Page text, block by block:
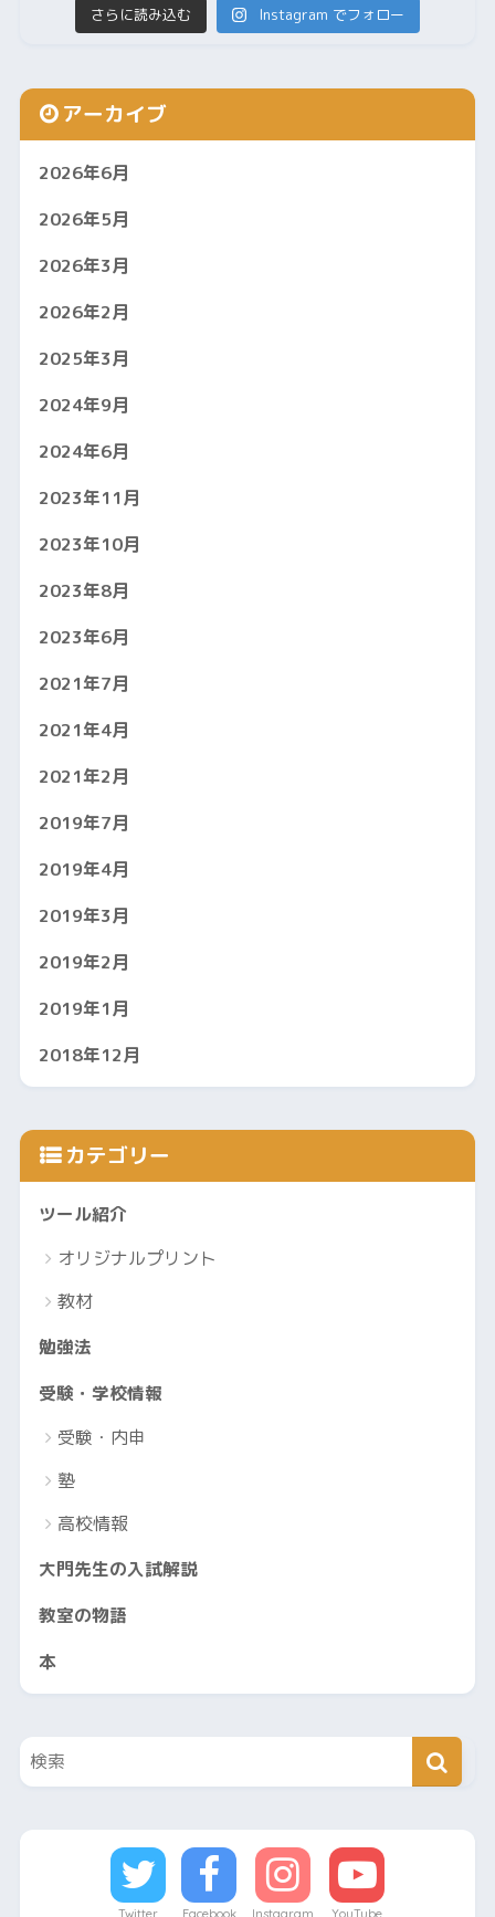
さらに読み込む Instagram でフォロー
アーカイブ
2026年6月
2026年5月
2026年3月
2026年2月
2025年3月
2024年9月
2024年6月
2023年11月
2023年10月
2023年8月
2023年6月
2021年7月
2021年4月
2021年2月
2019年7月
2019年4月
2019年3月
2019年2月
2019年1月
2018年12月
カテゴリー
ツール紹介
オリジナルプリント
教材
勉強法
受験・学校情報
受験・内申
塾
高校情報
大門先生の入試解説
教室の物語
本
Twitter Facebook Instagram YouTube